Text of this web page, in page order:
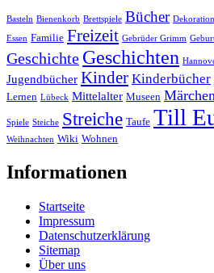
Basteln Bienenkorb Brettspiele Bücher Dekoration
Essen Familie Freizeit Gebrüder Grimm
Geschichte Geschichten
Jugendbücher Kinder Kinderbücher
Lernen Lübeck Mittelalter Museen
Spiele Steiche Streiche Taufe Till
Weihnachten Wiki Wohnen
Informationen
Startseite
Impressum
Datenschutzerklärung
Sitemap
Über uns